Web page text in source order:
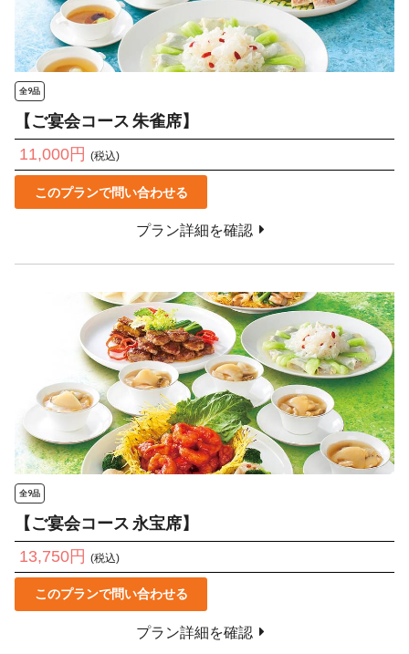
全9品
【ご宴会コース 朱雀席】
11,000円 (税込)
このプランで問い合わせる
プラン詳細を確認
全9品
【ご宴会コース 永宝席】
13,750円 (税込)
このプランで問い合わせる
プラン詳細を確認